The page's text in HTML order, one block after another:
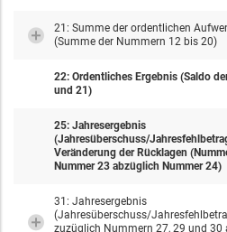
21: Summe der ordentlichen
(Summe der Nummern 12 bis 20)
22: Ordentliches Ergebnis (Saldo
und 21)
25: Jahresergebnis
(Jahresüberschuss/
Veränderung der Rücklagen
Nummer 23 abzüglich Nummer 24)
31: Jahresergebnis
(Jahresüberschuss/
zuzüglich Nummern 27, 29 und 30